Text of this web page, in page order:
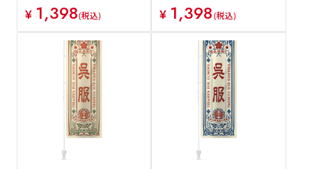
¥ 1,398(税込)
¥ 1,398(税込)